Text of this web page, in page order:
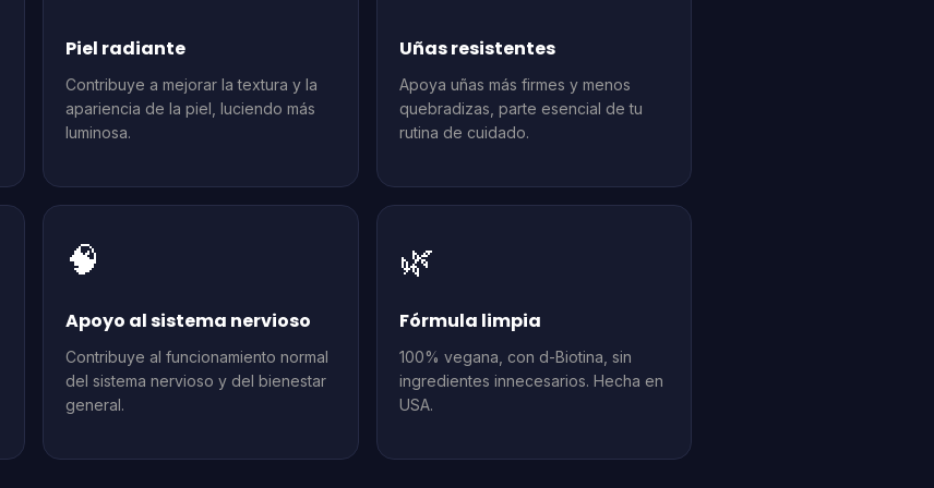
Piel radiante
Contribuye a mejorar la textura y la
apariencia de la piel, luciendo más
luminosa.
Uñas resistentes
Apoya uñas más firmes y menos
quebradizas, parte esencial de tu
rutina de cuidado.
🧠
Apoyo al sistema nervioso
Contribuye al funcionamiento normal
del sistema nervioso y del bienestar
general.
🌿
Fórmula limpia
100% vegana, con d-Biotina, sin
ingredientes innecesarios. Hecha en
USA.